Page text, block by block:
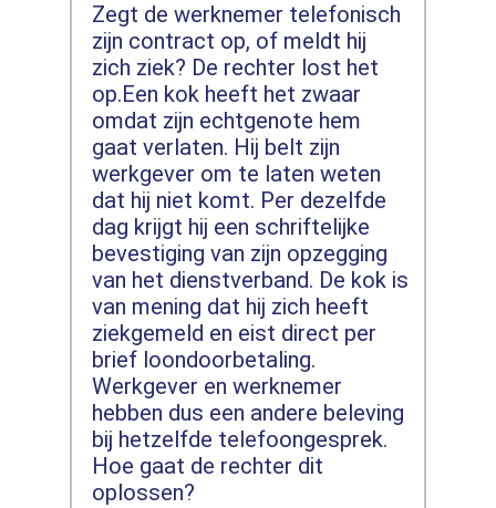
Zegt de werknemer telefonisch
zijn contract op, of meldt hij
zich ziek? De rechter lost het
op.Een kok heeft het zwaar
omdat zijn echtgenote hem
gaat verlaten. Hij belt zijn
werkgever om te laten weten
dat hij niet komt. Per dezelfde
dag krijgt hij een schriftelijke
bevestiging van zijn opzegging
van het dienstverband. De kok is
van mening dat hij zich heeft
ziekgemeld en eist direct per
brief loondoorbetaling.
Werkgever en werknemer
hebben dus een andere beleving
bij hetzelfde telefoongesprek.
Hoe gaat de rechter dit
oplossen?